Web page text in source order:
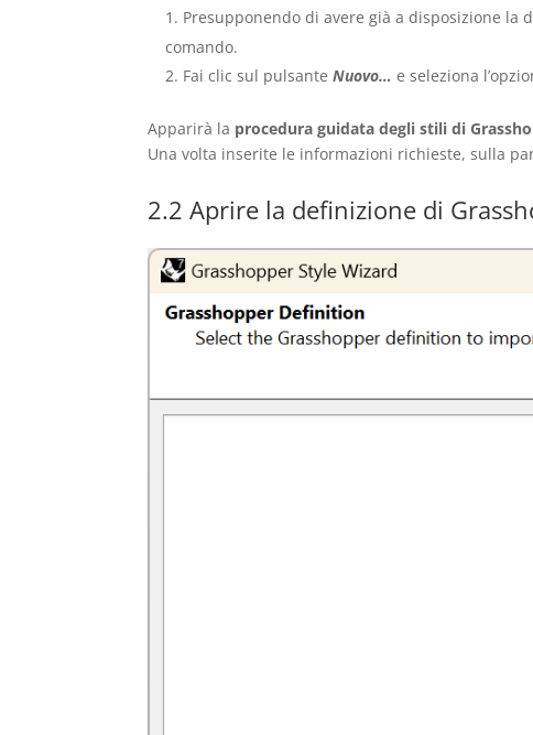
Presupponendo di avere già a disposizione
comando.
Fai clic sul pulsanteNuovo… e seleziona
Apparirà la procedura guidata degli stili di
Una volta inserite le informazioni richieste, sulla
2.2 Aprire la definizione di